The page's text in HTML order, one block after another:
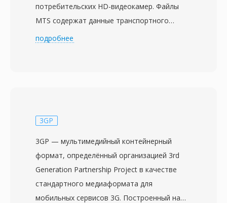
потребительских HD-видеокамер. Файлы
MTS содержат данные транспортного
потока MPEG-2 с видео H.264/AVC при
обозначающих тот же формат
Blu-ray. Бытовые и полупрофессиональные
видеокамеры от Sony, Panasonic, Canon и
других производителей записывают файлы
MTS в структурированную иерархию
подробнее
3GP
3GP — мультимедийный контейнерный
формат, определённый организацией 3rd
Generation Partnership Project в качестве
стандартного медиаформата для
мобильных сервисов 3G. Построенный на